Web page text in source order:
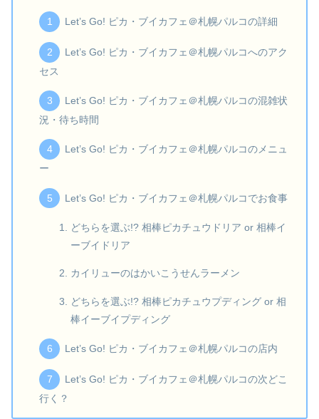
Let’s Go! ピカ・ブイカフェ＠札幌パルコの詳細
Let’s Go! ピカ・ブイカフェ＠札幌パルコへのアク
セス
Let’s Go! ピカ・ブイカフェ＠札幌パルコの混雑状
況・待ち時間
Let’s Go! ピカ・ブイカフェ＠札幌パルコのメニュ
ー
Let’s Go! ピカ・ブイカフェ＠札幌パルコでお食事
どちらを選ぶ!? 相棒ピカチュウドリア or 相棒イ
ーブイドリア
カイリューのはかいこうせんラーメン
どちらを選ぶ!? 相棒ピカチュウプディング or 相
棒イーブイプディング
Let’s Go! ピカ・ブイカフェ＠札幌パルコの店内
Let’s Go! ピカ・ブイカフェ＠札幌パルコの次どこ
行く？